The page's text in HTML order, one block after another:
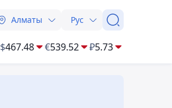
Алматы Рус
$467.48 €539.52 ₽5.73